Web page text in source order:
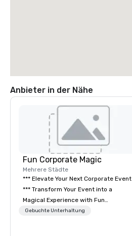
Anbieter in der Nähe
Fun Corporate Magic
Mehrere Städte
*** Elevate Your Next Corporate Event
*** Transform Your Event into a
Magical Experience with Fun
Corporate Magic, a premier
Gebuchte Unterhaltung